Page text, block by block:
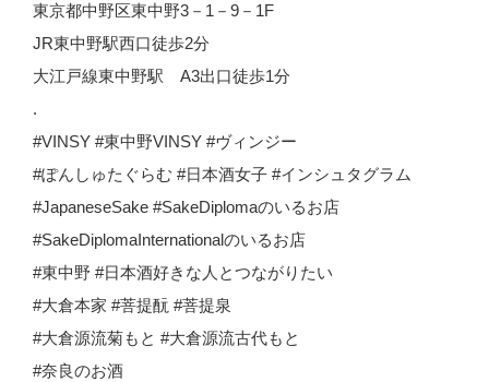
東京都中野区東中野3－1－9－1F
JR東中野駅西口徒歩2分
大江戸線東中野駅 A3出口徒歩1分
.
#VINSY #東中野VINSY #ヴィンジー
#ぽんしゅたぐらむ #日本酒女子 #インシュタグラム
#JapaneseSake #SakeDiplomaのいるお店
#SakeDiplomaInternationalのいるお店
#東中野 #日本酒好きな人とつながりたい
#大倉本家 #菩提酛 #菩提泉
#大倉源流菊もと #大倉源流古代もと
#奈良のお酒